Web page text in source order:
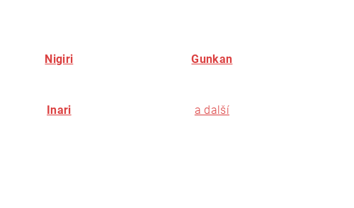
Nigiri Gunkan
Inari a další